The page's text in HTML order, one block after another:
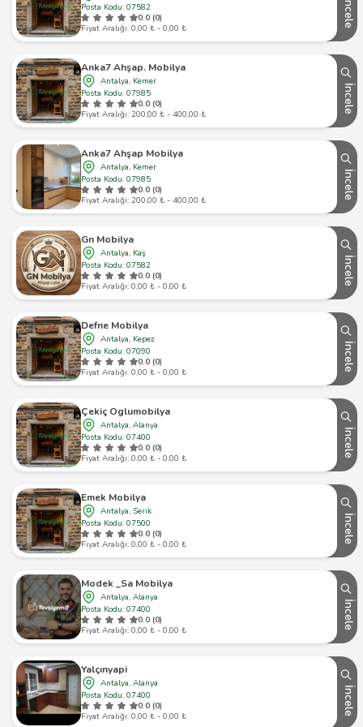
Posta Kodu: 07582
0.0 (0)
Fiyat Aralığı: 0,00 ₺ - 0,00 ₺
İncele
Anka7 Ahşap. Mobilya
Antalya, Kemer
Posta Kodu: 07985
0.0 (0)
Fiyat Aralığı: 200,00 ₺ - 400,00 ₺
İncele
Anka7 Ahşap Mobilya
Antalya, Kemer
Posta Kodu: 07985
0.0 (0)
Fiyat Aralığı: 200,00 ₺ - 400,00 ₺
İncele
Gn Mobilya
Antalya, Kaş
Posta Kodu: 07582
0.0 (0)
Fiyat Aralığı: 0,00 ₺ - 0,00 ₺
İncele
Defne Mobilya
Antalya, Kepez
Posta Kodu: 07090
0.0 (0)
Fiyat Aralığı: 0,00 ₺ - 0,00 ₺
İncele
Çekiç Oglumobilya
Antalya, Alanya
Posta Kodu: 07400
0.0 (0)
Fiyat Aralığı: 0,00 ₺ - 0,00 ₺
İncele
Emek Mobilya
Antalya, Serik
Posta Kodu: 07500
0.0 (0)
Fiyat Aralığı: 0,00 ₺ - 0,00 ₺
İncele
Modek _Sa Mobilya
Antalya, Alanya
Posta Kodu: 07400
0.0 (0)
Fiyat Aralığı: 0,00 ₺ - 0,00 ₺
İncele
Yalçınyapi
Antalya, Alanya
Posta Kodu: 07400
0.0 (0)
Fiyat Aralığı: 0,00 ₺ - 0,00 ₺
İncele